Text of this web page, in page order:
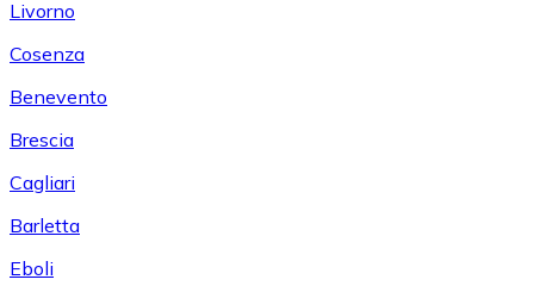
Livorno
Cosenza
Benevento
Brescia
Cagliari
Barletta
Eboli